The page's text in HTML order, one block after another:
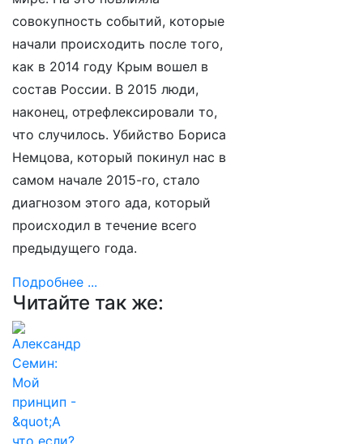
совокупность событий, которые
начали происходить после того,
как в 2014 году Крым вошел в
состав России. В 2015 люди,
наконец, отрефлексировали то,
что случилось. Убийство Бориса
Немцова, который покинул нас в
самом начале 2015-го, стало
диагнозом этого ада, который
происходил в течение всего
предыдущего года.
Подробнее ...
Читайте так же: